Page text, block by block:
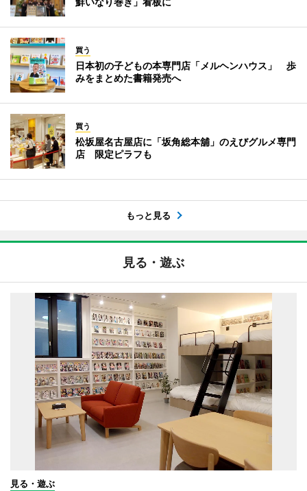
買う
日本初の子どもの本専門店「メルヘンハウス」 歩
みをまとめた書籍発売へ
買う
松坂屋名古屋店に「坂角総本舖」のえびグルメ専門
店 限定ピラフも
もっと見る
見る・遊ぶ
見る・遊ぶ